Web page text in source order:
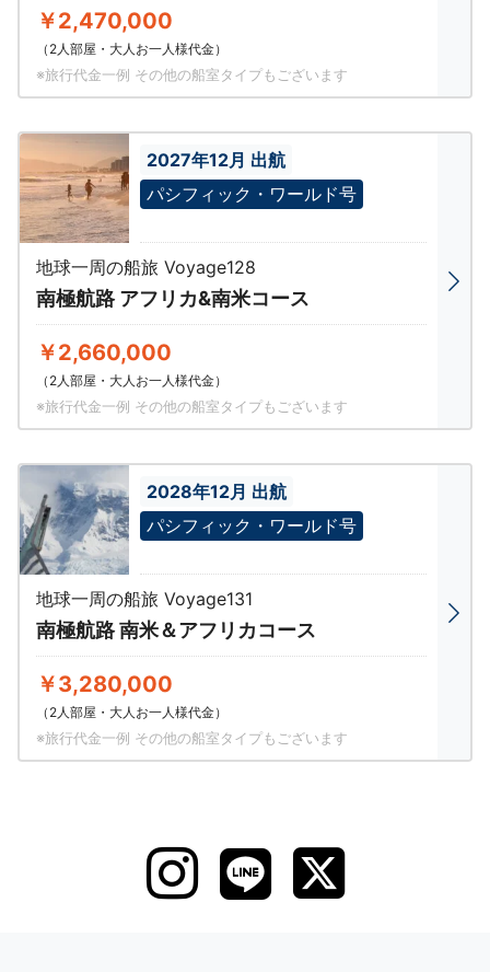
￥2,470,000
（2人部屋・大人お一人様代金）
※旅行代金一例 その他の船室タイプもございます
2027年12月 出航
パシフィック・ワールド号
地球一周の船旅 Voyage128
南極航路 アフリカ&南米コース
￥2,660,000
（2人部屋・大人お一人様代金）
※旅行代金一例 その他の船室タイプもございます
2028年12月 出航
パシフィック・ワールド号
地球一周の船旅 Voyage131
南極航路 南米＆アフリカコース
￥3,280,000
（2人部屋・大人お一人様代金）
※旅行代金一例 その他の船室タイプもございます